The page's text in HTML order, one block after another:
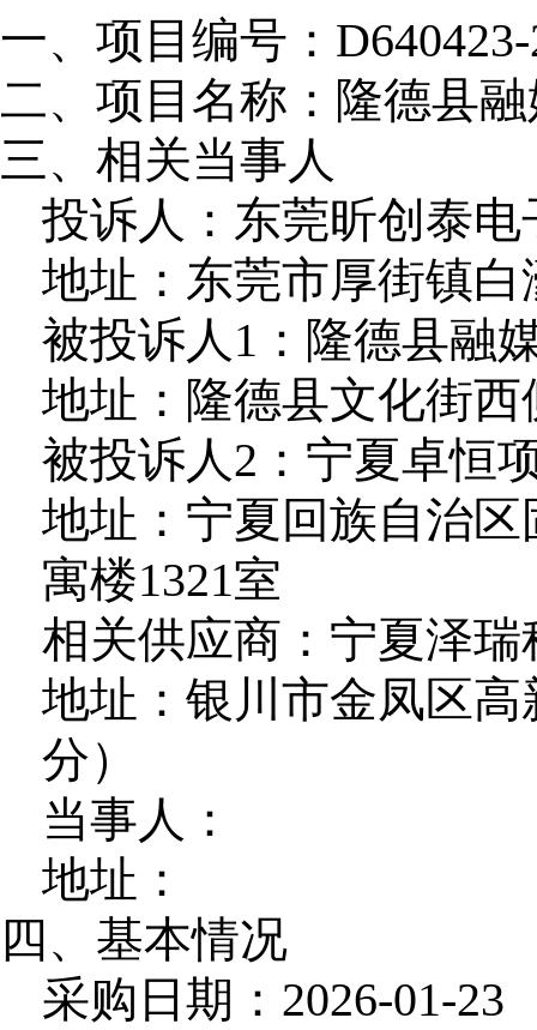
一、项目编号：
二、项目名称： 隆德县
三、相关当事人
投诉人：东莞昕创泰电
地址：东莞市厚街镇
被投诉人1：隆德县融
地址：隆德县文化街西
被投诉人2：宁夏卓恒
地址：宁夏回族自治
寓楼1321室
相关供应商：宁夏泽
地址：银川市金凤区
分）
当事人：
地址：
四、基本情况
采购日期：2026-01-23